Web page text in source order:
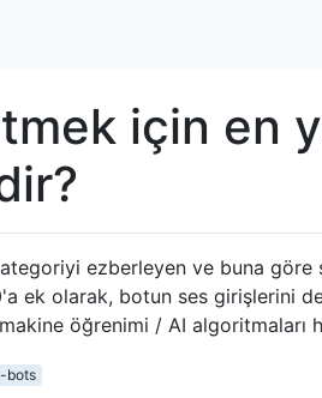
için en
ezberleyen ve buna göre
ek olarak, botun ses girişlerini de
öğrenimi / AI algoritmaları
bots